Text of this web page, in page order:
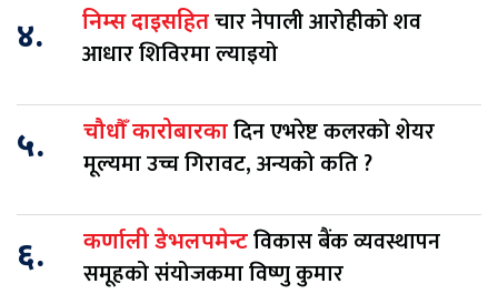
४. निम्स दाइसहितचार नेपाली आरोहीको शव
आधार शिविरमा ल्याइयो
५. चौधौँ कारोबारकादिन एभरेष्ट कलरको शेयर
मूल्यमा उच्च गिरावट, अन्यको कति ?
६. कर्णाली डेभलपमेन्टविकास बैंक व्यवस्थापन
समूहको संयोजकमा विष्णु कुमार